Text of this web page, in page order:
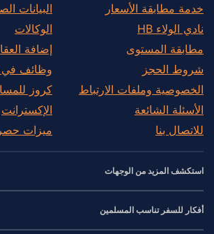
خدمة مطابقة الأسعار
نادي الولاء HB
مطابقة المستوى
شروط الحجز
الخصوصية وملفات الارتباط
الأسئلة الشائعة
للاتصال بنا
البيانات
الوكالات
إضافة
وظائف في HB
كروز
الإكسترانت
ميزات
استكشف المزيد من الوجهات
أفكار للسفر تناسب المسلمين